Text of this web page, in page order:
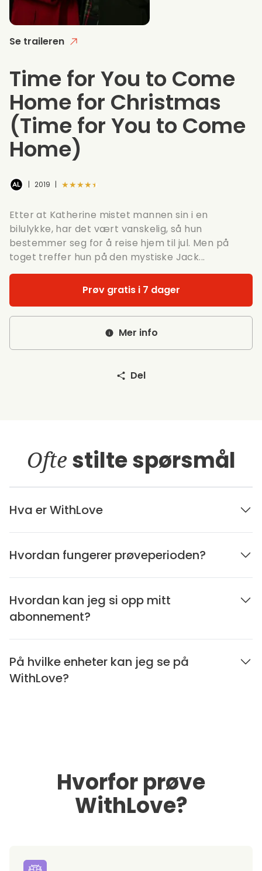
Se traileren
Time for You to Come
Home for Christmas
(Time for You to Come
Home)
| 2019 | ★★★★★
Etter at Katherine mistet mannen sin i en
bilulykke, har det vært vanskelig, så hun
bestemmer seg for å reise hjem til jul. Men på
toget treffer hun på den mystiske Jack...
Prøv gratis i 7 dager
Mer info
Del
Ofte stilte spørsmål
Hva er WithLove
Hvordan fungerer prøveperioden?
Hvordan kan jeg si opp mitt
abonnement?
På hvilke enheter kan jeg se på
WithLove?
Hvorfor prøve
WithLove?